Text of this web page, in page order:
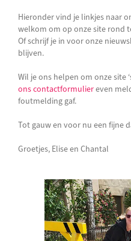
Hieronder vind je linkjes naar
welkom om op onze site rond
Of schrijf je in voor onze
blijven.
Wil je ons helpen om onze site
ons contactformuliereven
foutmelding gaf.
Tot gauw en voor nu een fijne
Groetjes, Elise en Chantal